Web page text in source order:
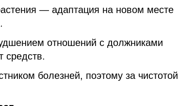
— адаптация на новом месте
отношений с должниками
средств.
болезней, поэтому за чистотой